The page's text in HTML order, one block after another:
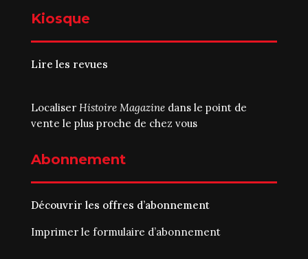
Kiosque
Lire les revues
Localiser Histoire Magazinedans le point de
vente le plus proche de chez vous
Abonnement
Découvrir les offres d’abonnement
Imprimer le formulaire d’abonnement